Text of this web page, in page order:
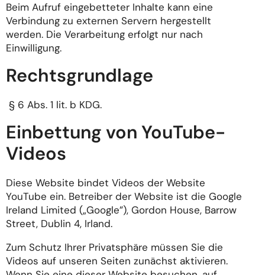
Beim Aufruf eingebetteter Inhalte kann eine
Verbindung zu externen Servern hergestellt
werden. Die Verarbeitung erfolgt nur nach
Einwilligung.
Rechtsgrundlage
§ 6 Abs. 1 lit. b KDG.
Einbettung von YouTube-
Videos
Diese Website bindet Videos der Website
YouTube ein. Betreiber der Website ist die Google
Ireland Limited („Google”), Gordon House, Barrow
Street, Dublin 4, Irland.
Zum Schutz Ihrer Privatsphäre müssen Sie die
Videos auf unseren Seiten zunächst aktivieren.